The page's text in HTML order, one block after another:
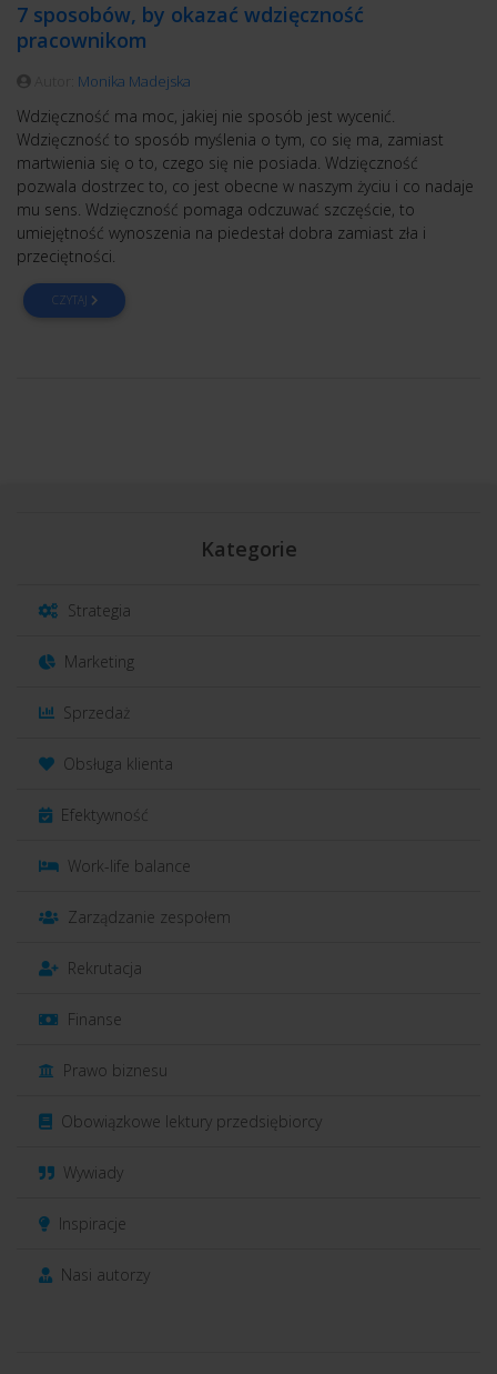
7 sposobów, by okazać wdzięczność
pracownikom
Monika Madejska
Wdzięczność ma moc, jakiej nie sposób jest wycenić.
Wdzięczność to sposób myślenia o tym, co się ma, zamiast
martwienia się o to, czego się nie posiada. Wdzięczność
pozwala dostrzec to, co jest obecne w naszym życiu i co nadaje
mu sens. Wdzięczność pomaga odczuwać szczęście, to
umiejętność wynoszenia na piedestał dobra zamiast zła i
przeciętności.
CZYTAJ
Kategorie
Strategia
Marketing
Sprzedaż
Obsługa klienta
Efektywność
Work-life balance
Zarządzanie zespołem
Rekrutacja
Finanse
Prawo biznesu
Obowiązkowe lektury przedsiębiorcy
Wywiady
Inspiracje
Nasi autorzy